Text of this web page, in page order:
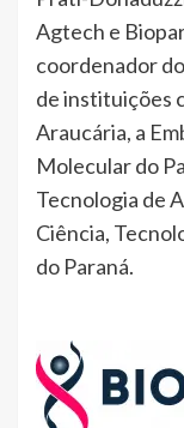
Agtech e
coordenador
de instituições
Araucária, a
Molecular do
Tecnologia de
Ciência,
do Paraná.